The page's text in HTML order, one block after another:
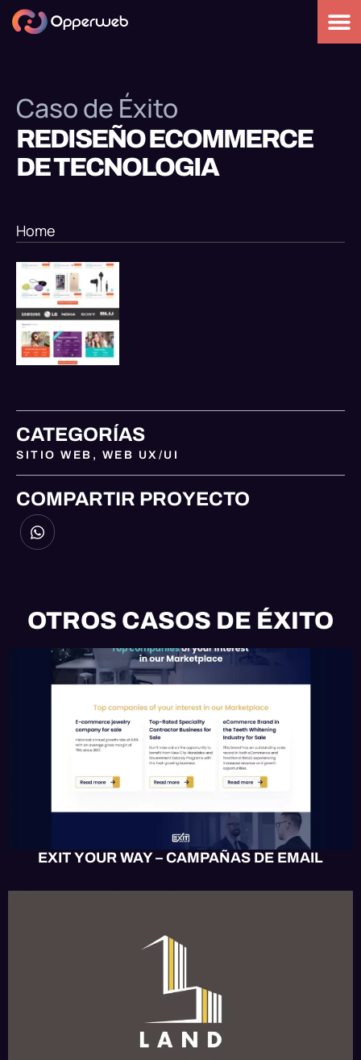
Caso de Éxito
REDISEÑO ECOMMERCE
DE TECNOLOGIA
Home
CATEGORÍAS
SITIO WEB , WEB UX/UI
COMPARTIR PROYECTO
OTROS CASOS DE ÉXITO
EMAIL HUBSPOT
EXIT YOUR WAY – CAMPAÑAS DE EMAIL